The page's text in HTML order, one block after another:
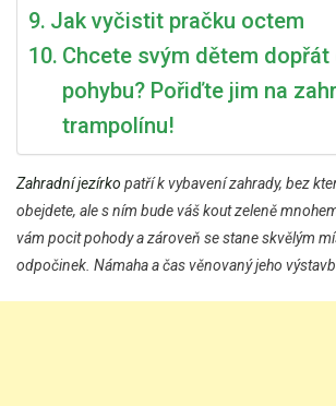
Jak vyčistit pračku octem
Chcete svým dětem
pohybu? Pořiďte jim na
trampolínu!
Zahradníjezírko patří k vybavení zahrady, bez
obejdete, ale s ním bude váš kout zeleně
vám pocit pohody a zároveň se stane skvělým
odpočinek. Námaha a čas věnovaný jeho